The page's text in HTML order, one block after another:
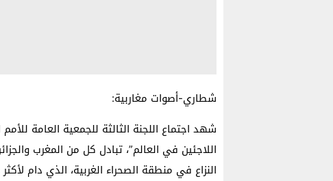
شطاري-أصوات مغاربية:
شهد اجتماع اللجنة الثالثة للجمعية العامة
اللاجئين في العالم”، تبادل كل من المغرب
النزاع في منطقة الصحراء الغربية، الذي دام لأكثر من 40